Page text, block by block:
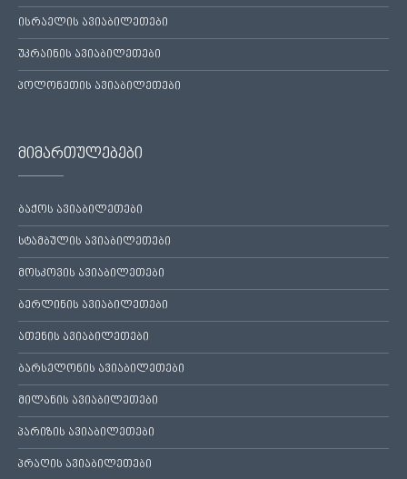
ისრაელის ავიაბილეთები
უკრაინის ავიაბილეთები
პოლონეთის ავიაბილეთები
მიმართულებები
ბაქოს ავიაბილეთები
სტამბულის ავიაბილეთები
მოსკოვის ავიაბილეთები
ბერლინის ავიაბილეთები
ათენის ავიაბილეთები
ბარსელონის ავიაბილეთები
მილანის ავიაბილეთები
პარიზის ავიაბილეთები
პრაღის ავიაბილეთები